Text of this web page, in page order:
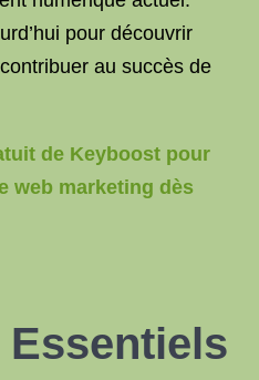
pour découvrir
au succès de
de Keyboost pour
web marketing dès